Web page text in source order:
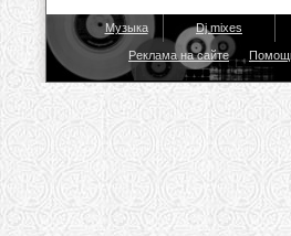
Музыка Dj mixes
Реклама на сайте